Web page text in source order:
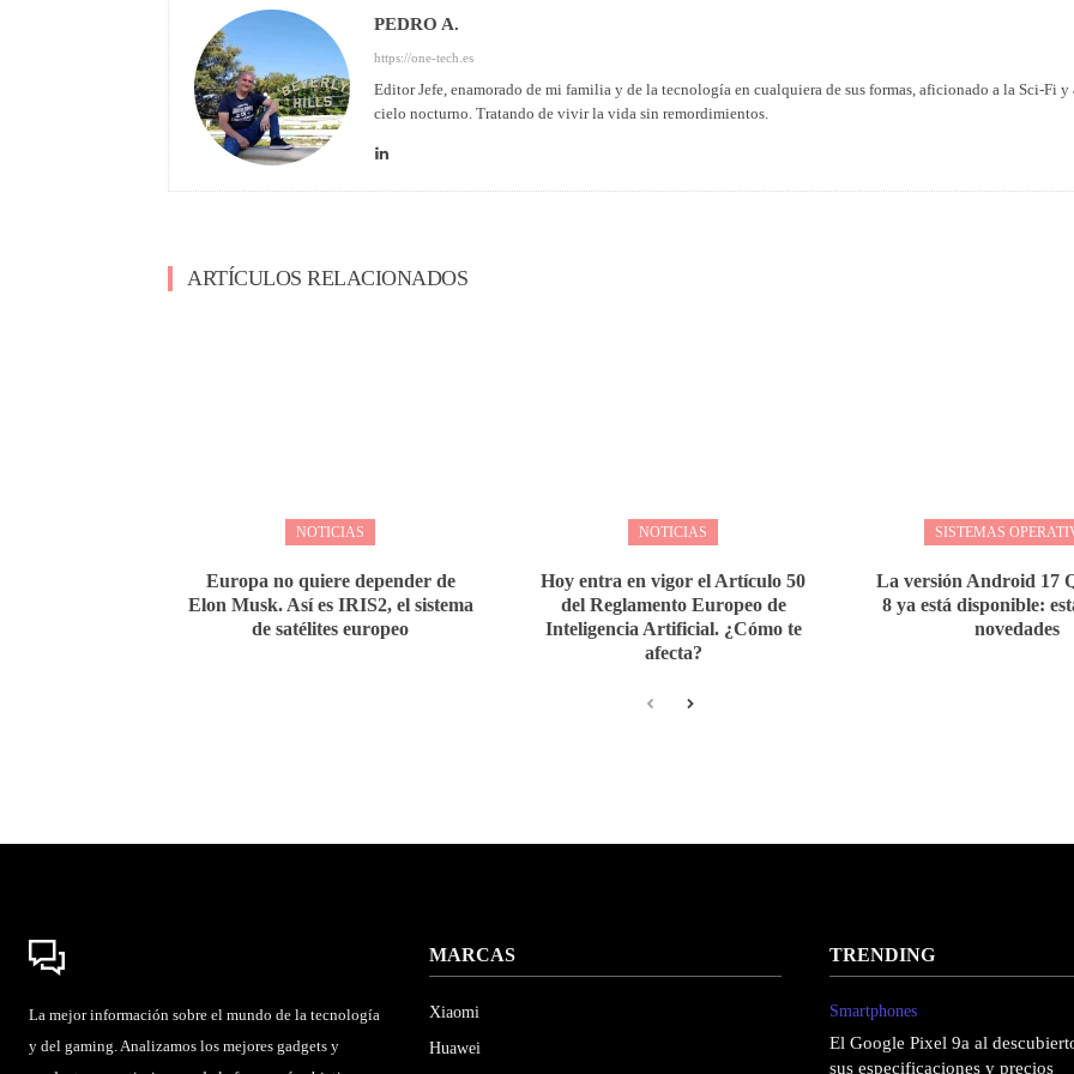
PEDRO A.
https://one-tech.es
Editor Jefe, enamorado de mi familia y de la tecnología en cualquiera de sus formas, aficionado a la Sci-Fi y
cielo nocturno. Tratando de vivir la vida sin remordimientos.
ARTÍCULOS RELACIONADOS
NOTICIAS
Europa no quiere depender de
Elon Musk. Así es IRIS2, el sistema
de satélites europeo
NOTICIAS
Hoy entra en vigor el Artículo 50
del Reglamento Europeo de
Inteligencia Artificial. ¿Cómo te
afecta?
SISTEMAS
La versión Android 17
8 ya está disponible:
novedades
La mejor información sobre el mundo de la tecnología
y del gaming. Analizamos los mejores gadgets y
MARCAS
Xiaomi
Huawei
TRENDING
Smartphones
El Google Pixel 9a al
sus especificaciones y precios